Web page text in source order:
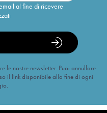
al fine di ricevere
le nostre newsletter. Puoi annullare
il link disponibile alla fine di ogni